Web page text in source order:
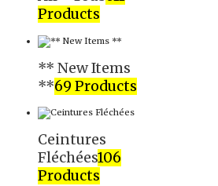
Products
** New Items
**69 Products
Ceintures
Fléchées106
Products